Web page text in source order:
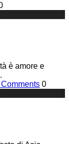
è amore e
0